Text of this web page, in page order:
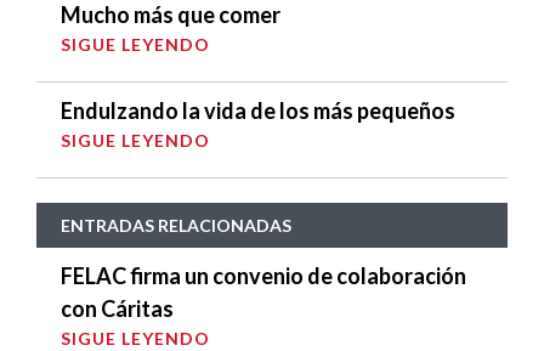
Mucho más que comer
SIGUE LEYENDO
Endulzando la vida de los más pequeños
SIGUE LEYENDO
ENTRADAS RELACIONADAS
FELAC firma un convenio de colaboración
con Cáritas
SIGUE LEYENDO